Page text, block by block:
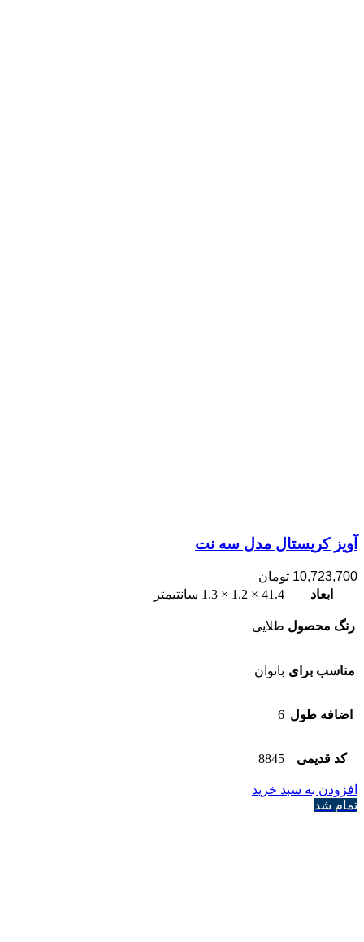
آویز کریستال مدل سه نت
10,723,700 تومان
ابعاد
41.4 × 1.2 × 1.3 سانتیمتر
رنگ محصول طلایی
مناسب برای بانوان
اضافه طول 6
کد قدیمی 8845
افزودن به سبد خرید
تمام شد